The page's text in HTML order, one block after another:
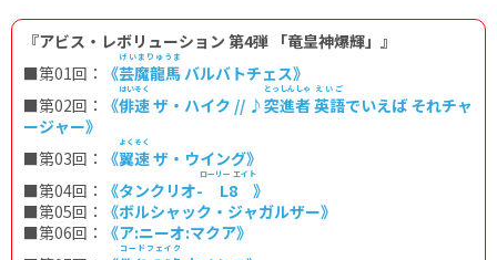
『アビス・レボリューション 第4弾 「竜皇神爆輝」』
■第01回：
《芸魔龍馬
げいまりゅうま
バルバトチェス》
■第02回：
《俳速
はいそく
ザ・ハイク // ♪ 突進者
とっしんしゃ
英語
えいご
でいえば それチャ
ージャー》
■第03回：
《翼速
よくそく
ザ・ウイング》
■第04回：
《タンクリオ- L8
ローリー エイト
》
■第05回：
《ボルシャック・ジャガルザー》
■第06回：
《ア:ニーオ:マクア》
コードフェイク